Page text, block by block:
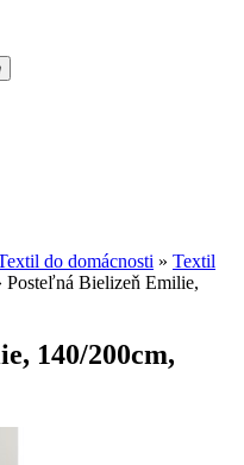
do domácnosti » Textil
Posteľná Bielizeň Emilie,
140/200cm,